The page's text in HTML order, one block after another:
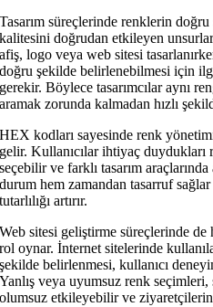
Tasarım süreçlerinde renklerin doğru
kalitesini doğrudan etkileyen
afiş, logo veya web sitesi
doğru şekilde belirlenebilmesi için
gerekir. Böylece tasarımcılar aynı
aramak zorunda kalmadan hızlı
HEX kodları sayesinde renk
gelir. Kullanıcılar ihtiyaç
seçebilir ve farklı tasarım
durum hem zamandan tasarruf
tutarlılığı artırır.
Web sitesi geliştirme süreçlerinde
rol oynar. İnternet sitelerinde
şekilde belirlenmesi, kullanıcı
Yanlış veya uyumsuz renk
olumsuz etkileyebilir ve